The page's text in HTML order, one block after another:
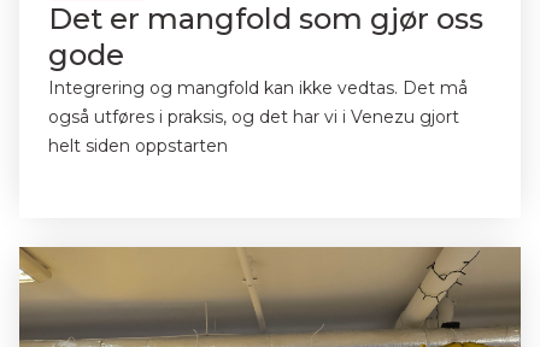
Det er mangfold som gjør oss
gode
Integrering og mangfold kan ikke vedtas. Det må
også utføres i praksis, og det har vi i Venezu gjort
helt siden oppstarten